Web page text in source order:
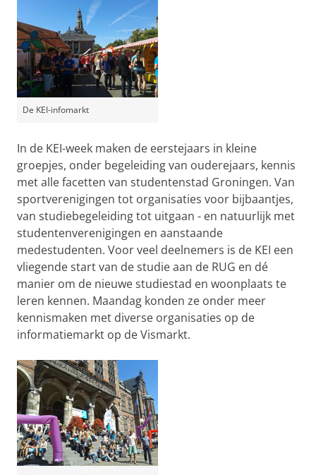
De KEI-infomarkt
In de KEI-week maken de eerstejaars in kleine
groepjes, onder begeleiding van ouderejaars, kennis
met alle facetten van studentenstad Groningen. Van
sportverenigingen tot organisaties voor bijbaantjes,
van studiebegeleiding tot uitgaan - en natuurlijk met
studentenverenigingen en aanstaande
medestudenten. Voor veel deelnemers is de KEI een
vliegende start van de studie aan de RUG en dé
manier om de nieuwe studiestad en woonplaats te
leren kennen. Maandag konden ze onder meer
kennismaken met diverse organisaties op de
informatiemarkt op de Vismarkt.